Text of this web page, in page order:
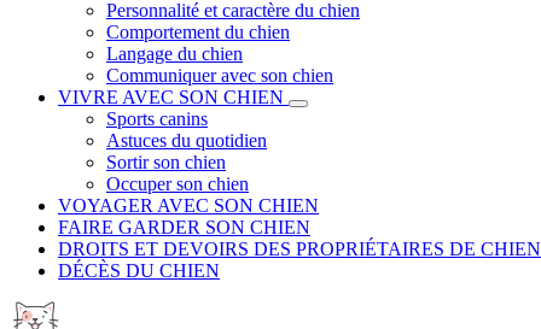
Personnalité et caractère du chien
Comportement du chien
Langage du chien
Communiquer avec son chien
VIVRE AVEC SON CHIEN
Sports canins
Astuces du quotidien
Sortir son chien
Occuper son chien
VOYAGER AVEC SON CHIEN
FAIRE GARDER SON CHIEN
DROITS ET DEVOIRS DES PROPRIÉTAIRES DE CHIEN
DÉCÈS DU CHIEN